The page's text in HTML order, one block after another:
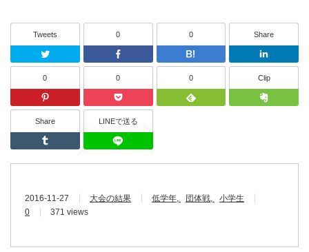
Tweets
Twitter
0
Facebook
0
はてなブッ
Share
0
Pinterest
0
Pocket
0
Feedly
Clip
Share
Tumblr
LINEで送る
2016-11-27 大会の結果 低学年 団体戦
小学生
0
371 views